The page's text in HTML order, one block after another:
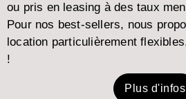
ou pris en leasing à des taux
Pour nos best-sellers, nous
location particulièrement
!
Plus d'infos